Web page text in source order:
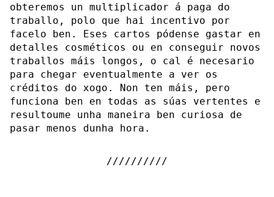
obteremos un multiplicador á paga do
traballo, polo que hai incentivo por
facelo ben. Eses cartos pódense gastar en
detalles cosméticos ou en conseguir novos
traballos máis longos, o cal é necesario
para chegar eventualmente a ver os
créditos do xogo. Non ten máis, pero
funciona ben en todas as súas vertentes e
resultoume unha maneira ben curiosa de
pasar menos dunha hora.